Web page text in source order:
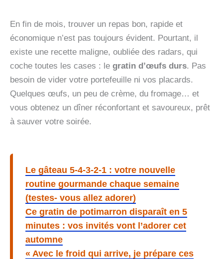
En fin de mois, trouver un repas bon, rapide et
économique n’est pas toujours évident. Pourtant, il
existe une recette maligne, oubliée des radars, qui
coche toutes les cases : le gratin d’œufs durs. Pas
besoin de vider votre portefeuille ni vos placards.
Quelques œufs, un peu de crème, du fromage… et
vous obtenez un dîner réconfortant et savoureux, prêt
à sauver votre soirée.
Le gâteau 5-4-3-2-1 : votre nouvelle
routine gourmande chaque semaine
(testes- vous allez adorer)
Ce gratin de potimarron disparaît en 5
minutes : vos invités vont l’adorer cet
automne
« Avec le froid qui arrive, je prépare ces